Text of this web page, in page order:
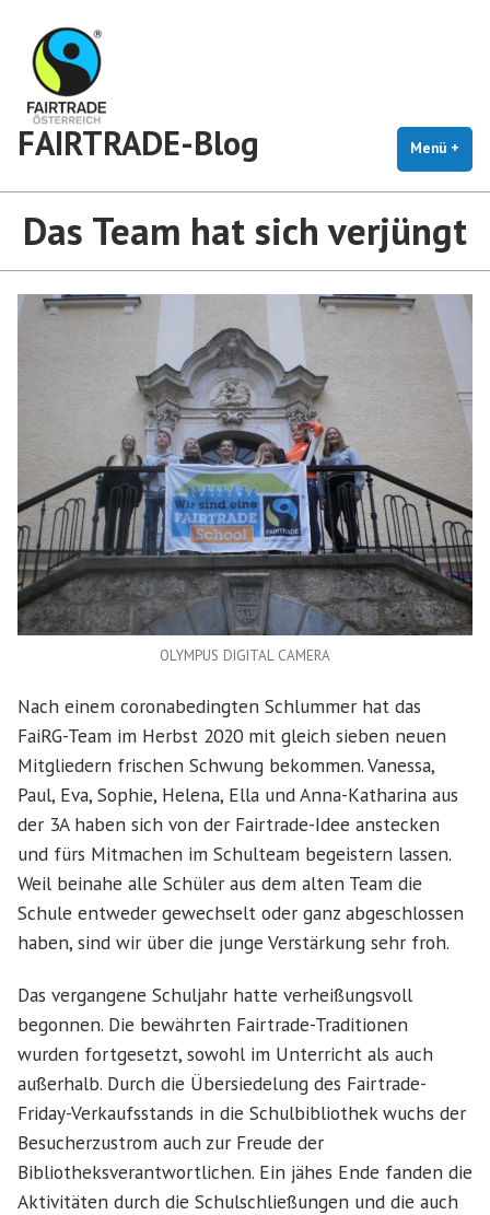
Inhalt
springen
FAIRTRADE-Blog Menü +
Das Team hat sich verjüngt
OLYMPUS DIGITAL CAMERA
Nach einem coronabedingten Schlummer hat das
FaiRG-Team im Herbst 2020 mit gleich sieben neuen
Mitgliedern frischen Schwung bekommen. Vanessa,
Paul, Eva, Sophie, Helena, Ella und Anna-Katharina aus
der 3A haben sich von der Fairtrade-Idee anstecken
und fürs Mitmachen im Schulteam begeistern lassen.
Weil beinahe alle Schüler aus dem alten Team die
Schule entweder gewechselt oder ganz abgeschlossen
haben, sind wir über die junge Verstärkung sehr froh.
Das vergangene Schuljahr hatte verheißungsvoll
begonnen. Die bewährten Fairtrade-Traditionen
wurden fortgesetzt, sowohl im Unterricht als auch
außerhalb. Durch die Übersiedelung des Fairtrade-
Friday-Verkaufsstands in die Schulbibliothek wuchs der
Besucherzustrom auch zur Freude der
Bibliotheksverantwortlichen. Ein jähes Ende fanden die
Aktivitäten durch die Schulschließungen und die auch